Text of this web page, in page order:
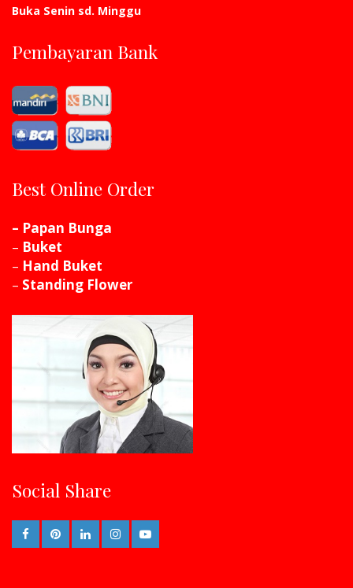
Buka Senin sd. Minggu
Pembayaran Bank
Best Online Order
– Papan Bunga
– Buket
– Hand Buket
– Standing Flower
Social Share